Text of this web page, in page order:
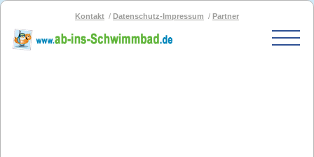
Kontakt Datenschutz-Impressum Partner